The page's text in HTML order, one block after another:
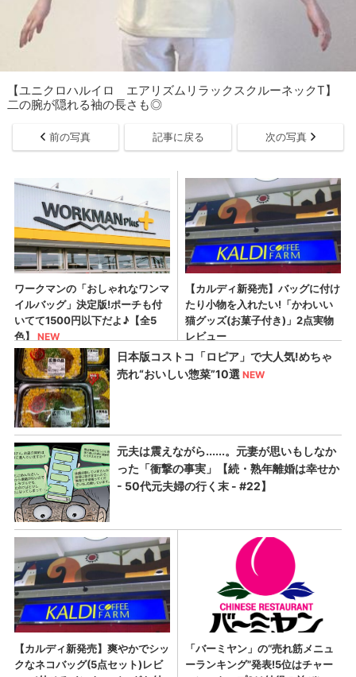
【ユニクロハルイロ エアリズムリラックスクルーネックT】
二の腕が隠れる袖の長さも◎
前の写真 記事に戻る 次の写真